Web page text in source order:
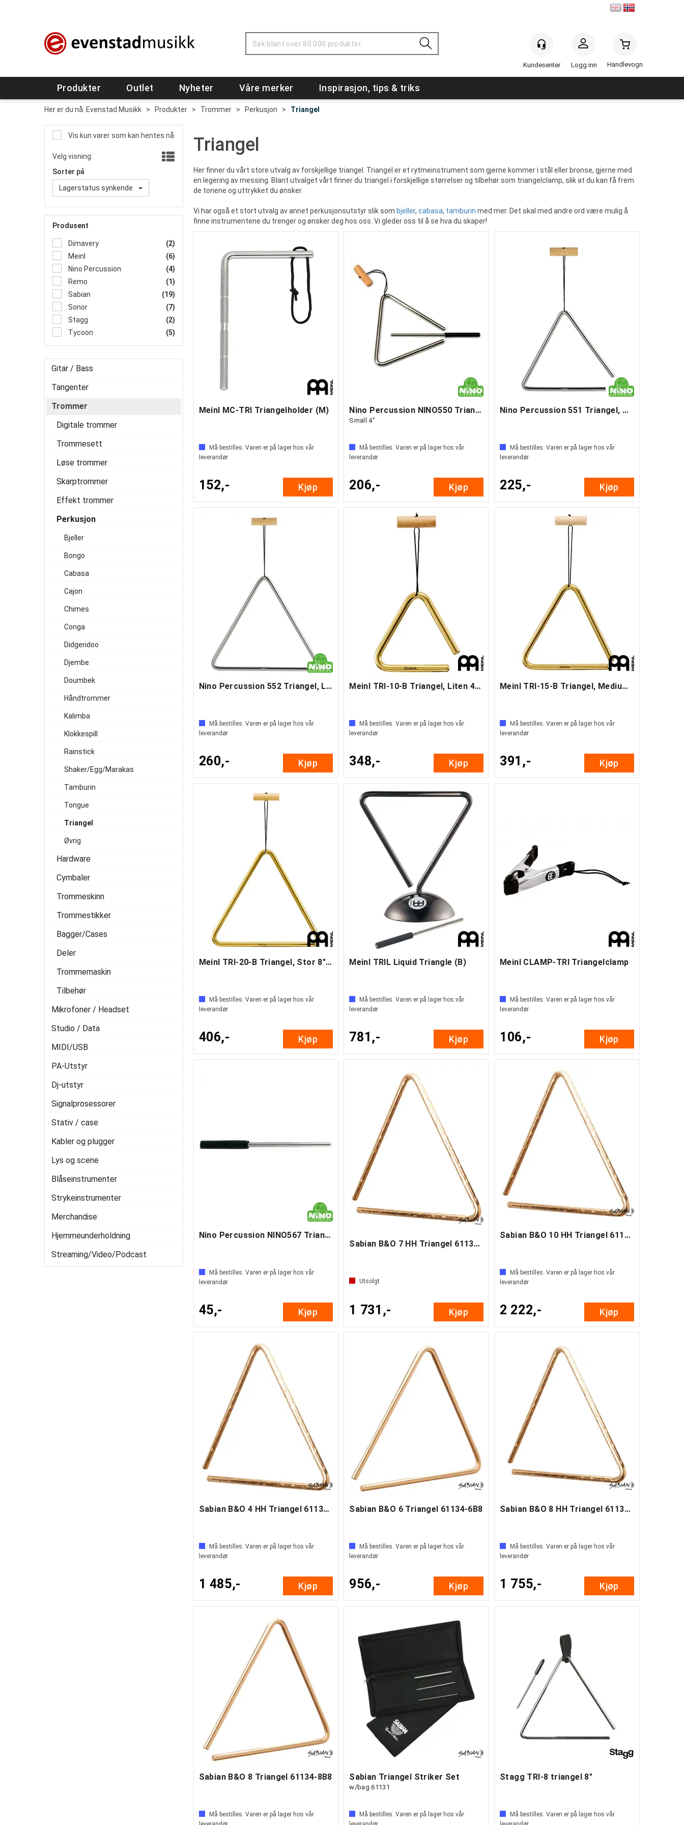
Logg inn Handlevogn
Produkter Outlet Nyheter Våre merker Inspirasjon, tips & triks
Her er du nå: Evenstad Musikk > Produkter > Trommer > Perkusjon > Triangel
Vis kun varer som kan hentes nå
Velg visning:
Sorter på
Lagerstatus synkende
Produsent
Dimavery
(2)
Meinl
(6)
Nino Percussion
(4)
Remo
(1)
Sabian
(19)
Sonor
(7)
Stagg
(2)
Tycoon
(5)
Gitar / Bass
Tangenter
Trommer
Digitale trommer
Trommesett
Løse trommer
Skarptrommer
Effekt trommer
Perkusjon
Bjeller
Bongo
Cabasa
Cajon
Chimes
Conga
Didgeridoo
Djembe
Doumbek
Håndtrommer
Kalimba
Klokkespill
Rainstick
Shaker/Egg/Marakas
Tamburin
Tongue
Triangel
Øvrig
Hardware
Cymbaler
Trommeskinn
Trommestikker
Bagger/Cases
Deler
Trommemaskin
Tilbehør
Mikrofoner / Headset
Studio / Data
MIDI/USB
PA-Utstyr
Dj-utstyr
Signalprosessorer
Stativ / case
Kabler og plugger
Lys og scene
Blåseinstrumenter
Strykeinstrumenter
Merchandise
Hjemmeunderholdning
Streaming/Video/Podcast
Triangel
Her finner du vårt store utvalg av forskjellige triangel. Triangel er et rytmeinstrument som gjerne kommer i stål eller bronse, gjerne med
en legering av messing. Blant utvalget vårt finner du triangel i forskjellige størrelser og tilbehør som triangelclamp, slik at du kan få frem
de tonene og uttrykket du ønsker.
Vi har også et stort utvalg av annet perkusjonsutstyr slik som bjeller, cabasa, tamburin med mer. Det skal med andre ord være mulig å
finne instrumentene du trenger og ønsker deg hos oss. Vi gleder oss til å se hva du skaper!
Meinl MC-TRI Triangelholder (M)
Må bestilles. Varen er på lager hos vår
leverandør
152,- Kjøp
Nino Percussion NINO550 Triangel
Small 4"
Må bestilles. Varen er på lager hos vår
leverandør
206,- Kjøp
Nino Percussion 551 Triangel, Medium 6"
Må bestilles. Varen er på lager hos vår
leverandør
225,- Kjøp
Nino Percussion 552 Triangel, Large 8"
Må bestilles. Varen er på lager hos vår
leverandør
260,- Kjøp
Meinl TRI-10-B Triangel, Liten 4" (B)
Må bestilles. Varen er på lager hos vår
leverandør
348,- Kjøp
Meinl TRI-15-B Triangel, Medium 6" (B)
Må bestilles. Varen er på lager hos vår
leverandør
391,- Kjøp
Meinl TRI-20-B Triangel, Stor 8" (B)
Må bestilles. Varen er på lager hos vår
leverandør
406,- Kjøp
Meinl TRIL Liquid Triangle (B)
Må bestilles. Varen er på lager hos vår
leverandør
781,- Kjøp
Meinl CLAMP-TRI Triangelclamp
Må bestilles. Varen er på lager hos vår
leverandør
106,- Kjøp
Nino Percussion NINO567 Triangle beater
Må bestilles. Varen er på lager hos vår
leverandør
45,- Kjøp
Sabian B&O 7 HH Triangel 61135-7B8H
Utsolgt
1 731,- Kjøp
Sabian B&O 10 HH Triangel 61135-10B8H
Må bestilles. Varen er på lager hos vår
leverandør
2 222,- Kjøp
Sabian B&O 4 HH Triangel 61135-4B8H
Må bestilles. Varen er på lager hos vår
leverandør
1 485,- Kjøp
Sabian B&O 6 Triangel 61134-6B8
Må bestilles. Varen er på lager hos vår
leverandør
956,- Kjøp
Sabian B&O 8 HH Triangel 61135-8B8H
Må bestilles. Varen er på lager hos vår
leverandør
1 755,- Kjøp
Sabian B&O 8 Triangel 61134-8B8
Må bestilles. Varen er på lager hos vår
Sabian Triangel Striker Set
w/bag 61131
Må bestilles. Varen er på lager hos vår
Stagg TRI-8 triangel 8"
Må bestilles. Varen er på lager hos vår